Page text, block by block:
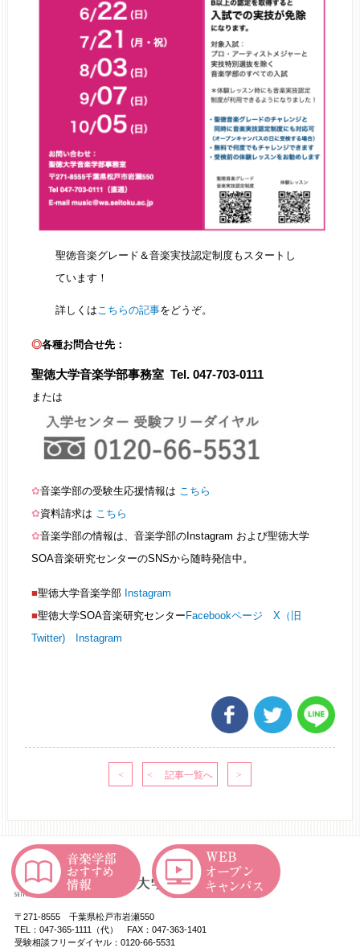
聖徳音楽グレード＆音楽実技認定制度もスタートし
ています！
詳しくはこちらの記事をどうぞ。
◎各種お問合せ先：
聖徳大学音楽学部事務室 Tel. 047-703-0111
または
✿音楽学部の受験生応援情報は こちら
✿資料請求は こちら
✿音楽学部の情報は、音楽学部のInstagram および聖徳大学
SOA音楽研究センターのSNSから随時発信中。
■聖徳大学音楽学部 Instagram
■聖徳大学SOA音楽研究センター Facebookページ
X（旧
Twitter)
Instagram
〒271-8555 千葉県松戸市岩瀬550
TEL：047-365-1111（代） FAX：047-363-1401
受験相談フリーダイヤル：0120-66-5531